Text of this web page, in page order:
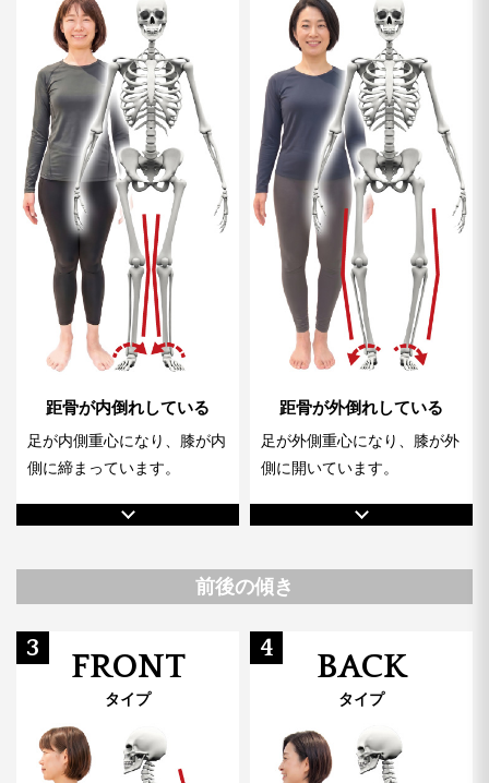
距骨が内倒れしている
足が内側重心になり、膝が内
側に締まっています。
距骨が外倒れしている
足が外側重心になり、膝が外
側に開いています。
前後の傾き
3 FRONT
タイプ
4 BACK
タイプ